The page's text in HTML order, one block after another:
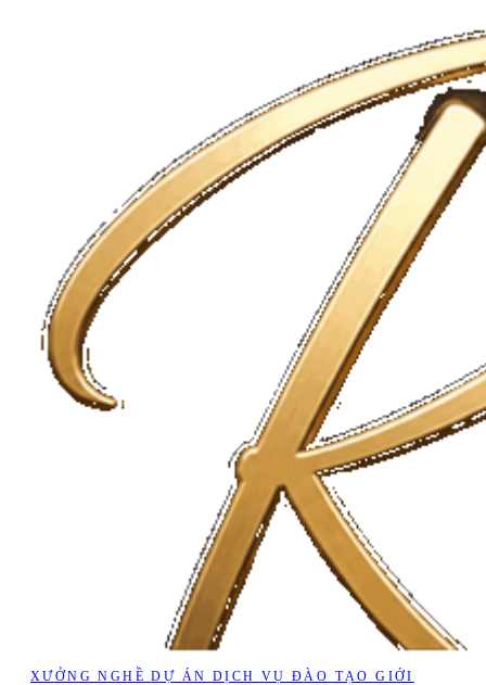
XƯỞNG NGHỀDỰ ÁN DỊCH VỤĐÀO TẠOGIỚI